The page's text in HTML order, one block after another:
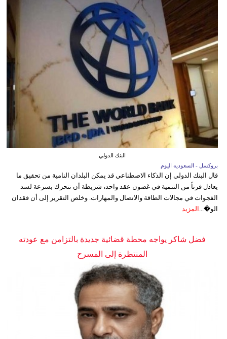
البنك الدولي
بروكسل - السعوديه اليوم
قال البنك الدولي إن الذكاء الاصطناعي قد يمكن البلدان النامية من تحقيق ما
يعادل قرناً من التنمية في غضون عقد واحد، شريطة أن تتحرك بسرعة لسد
الفجوات في مجالات الطاقة والاتصال والمهارات. وخلص التقرير إلى أن فقدان
الو�...
المزيد
فضل شاكر يواجه محطة قضائية جديدة بالتزامن مع عودته
المنتظرة إلى المسرح